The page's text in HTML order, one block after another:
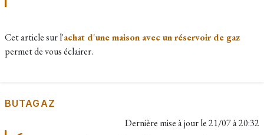
Cet article sur l'achat d'une maison avec un réservoir de gaz
permet de vous éclairer.
BUTAGAZ
Dernière mise à jour le21/07 à 20:32